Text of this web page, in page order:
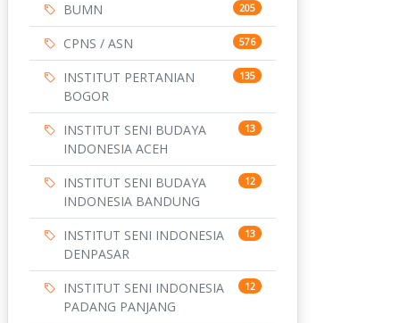
BUMN 205
CPNS / ASN 576
INSTITUT PERTANIAN
BOGOR
135
INSTITUT SENI BUDAYA
INDONESIA ACEH
13
INSTITUT SENI BUDAYA
INDONESIA BANDUNG
12
INSTITUT SENI INDONESIA
DENPASAR
13
INSTITUT SENI INDONESIA
PADANG PANJANG
12